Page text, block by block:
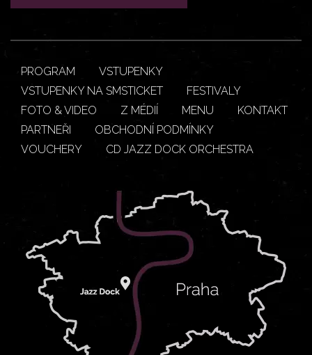
PROGRAM
VSTUPENKY
VSTUPENKY NA SMSTICKET
FESTIVALY
FOTO & VIDEO
Z MÉDIÍ MENU
KONTAKT
PARTNEŘI
OBCHODNÍ PODMÍNKY
VOUCHERY
CD JAZZ DOCK ORCHESTRA